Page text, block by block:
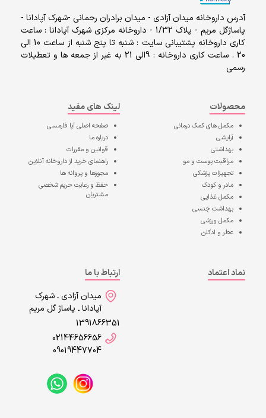
آدرس داروخانه میدان آزادی - میدان برادران رحمانی -شهرک آپادانا -
پاساژگل مریم - پلاک 1/32 - داروخانه مرکزی شهرک آپادانا : ساعت
کاری داروخانه پشتیبانی سایت : شنبه تا پنج شنبه از ساعت 10 الی
20 . ساعت کاری داروخانه : 9الی 21 به غیر از جمعه ها و تعطیلات
رسمی
محصولات
مکمل های کمک درمانی
آرایشی
بهداشتی
مراقبت پوست و مو
تجهیزات پزشکی
مادر و کودک
مکمل غذایی
بهداشت جنسی
مکمل ورزشی
عطر و ادکلن
لینک های مفید
صفحه اصلیآپا فارمسی
درباره ما
قوانین و مقررات
راهنمای خرید از داروخانه آنلاین
مجوزها و پروانه ها
حفظ و رعایت حریم شخصی
مشتریان
نماد اعتماد
ارتباط با ما
میدان آزادی ـ شهرک
آپادانا ـ پاساژ گل مریم
1391866351
02144656656
09019447704